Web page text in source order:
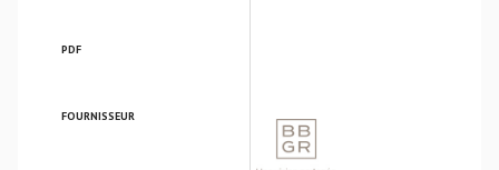
PDF
FOURNISSEUR